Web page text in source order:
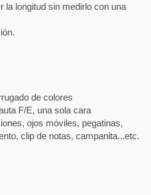
la longitud sin medirlo con una
de colores
F/E, una sola cara
ojos móviles, pegatinas,
clip de notas, campanita...etc.